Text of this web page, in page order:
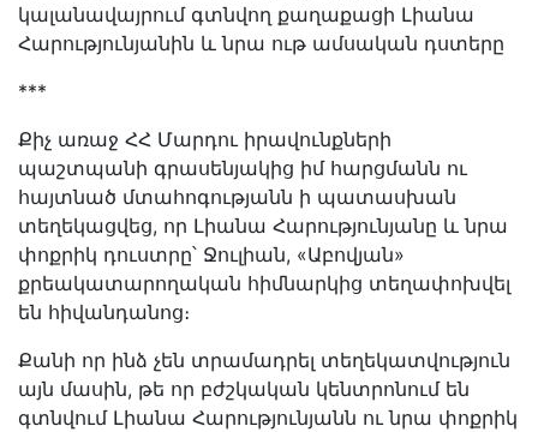
կալանավայրում գտնվող քաղաքացի Լիանա
Հարությունյանին և նրա ութ ամսական դստերը
***
Քիչ առաջ ՀՀ Մարդու իրավունքների
պաշտպանի գրասենյակից իմ հարցմանն ու
հայտնած մտահոգությանն ի պատասխան
տեղեկացվեց, որ Լիանա Հարությունյանը և նրա
փոքրիկ դուստրը՝ Ջուլիան, «Աբովյան»
քրեակատարողական հիմնարկից տեղափոխվել
են հիվանդանոց։
Քանի որ ինձ չեն տրամադրել տեղեկատվություն
այն մասին, թե որ բժշկական կենտրոնում են
գտնվում Լիանա Հարությունյանն ու նրա փոքրիկ